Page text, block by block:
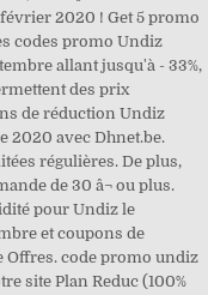
2020 ! Get 5 promo
codes promo Undiz
allant jusqu'à - 33%,
des prix
de réduction Undiz
2020 avec Dhnet.be.
régulières. De plus,
de 30 â¬ ou plus.
pour Undiz le
et coupons de
Offres. code promo undiz
site Plan Reduc (100%